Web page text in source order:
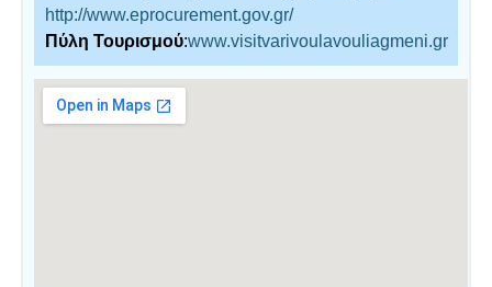
http://www.eprocurement.gov.gr/
Πύλη Τουρισμού:www.visitvarivoulavouliagmeni.gr